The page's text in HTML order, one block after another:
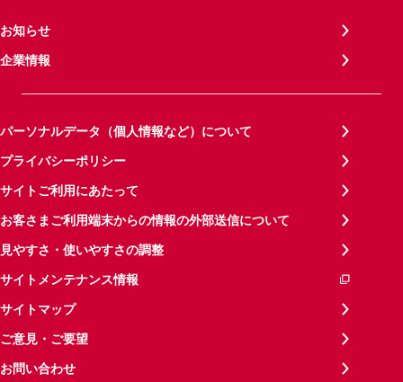
お知らせ
企業情報
パーソナルデータ（個人情報など）について
プライバシーポリシー
サイトご利用にあたって
お客さまご利用端末からの情報の外部送信について
見やすさ・使いやすさの調整
サイトメンテナンス情報
サイトマップ
ご意見・ご要望
お問い合わせ